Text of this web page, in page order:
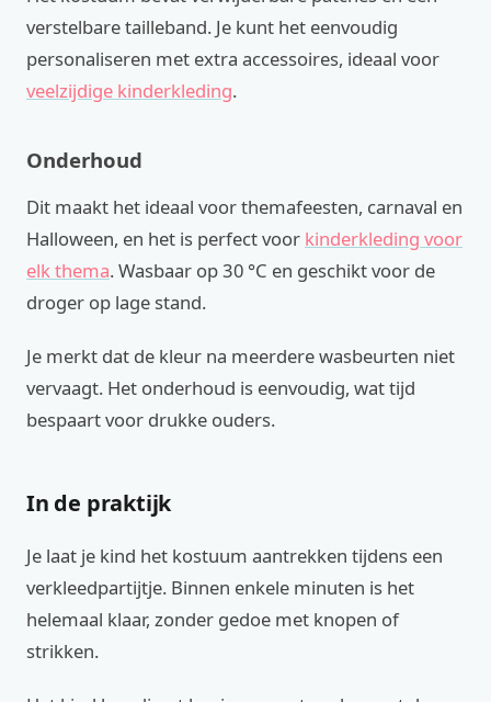
verstelbare tailleband. Je kunt het eenvoudig
personaliseren met extra accessoires, ideaal voor
veelzijdige kinderkleding.
Onderhoud
Dit maakt het ideaal voor themafeesten, carnaval en
Halloween, en het is perfect voor kinderkleding voor
elk thema. Wasbaar op 30 °C en geschikt voor de
droger op lage stand.
Je merkt dat de kleur na meerdere wasbeurten niet
vervaagt. Het onderhoud is eenvoudig, wat tijd
bespaart voor drukke ouders.
In de praktijk
Je laat je kind het kostuum aantrekken tijdens een
verkleedpartijtje. Binnen enkele minuten is het
helemaal klaar, zonder gedoe met knopen of
strikken.